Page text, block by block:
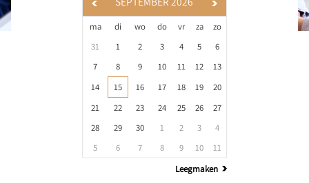
ma di wo do vr za
zo
31
1 2 3 4 5
6
7
8 9 10 11 12
13
14
15 16 17 18 19
20
21
22 23 24 25 26
27
28
29 30 1 2 3
4
5
6 7 8 9 10
11
Leegmaken